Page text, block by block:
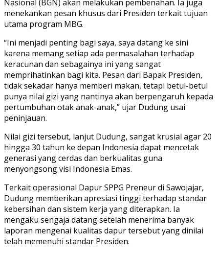
Nasional (BGN) akan melakukan pembenahan. Ia juga
menekankan pesan khusus dari Presiden terkait tujuan
utama program MBG.
“Ini menjadi penting bagi saya, saya datang ke sini
karena memang setiap ada permasalahan terhadap
keracunan dan sebagainya ini yang sangat
memprihatinkan bagi kita. Pesan dari Bapak Presiden,
tidak sekadar hanya memberi makan, tetapi betul-betul
punya nilai gizi yang nantinya akan berpengaruh kepada
pertumbuhan otak anak-anak,” ujar Dudung usai
peninjauan.
Nilai gizi tersebut, lanjut Dudung, sangat krusial agar 20
hingga 30 tahun ke depan Indonesia dapat mencetak
generasi yang cerdas dan berkualitas guna
menyongsong visi Indonesia Emas.
Terkait operasional Dapur SPPG Preneur di Sawojajar,
Dudung memberikan apresiasi tinggi terhadap standar
kebersihan dan sistem kerja yang diterapkan. Ia
mengaku sengaja datang setelah menerima banyak
laporan mengenai kualitas dapur tersebut yang dinilai
telah memenuhi standar Presiden.